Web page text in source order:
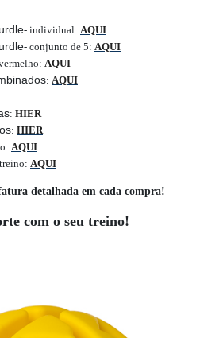
- individual: AQUI
- conjunto de 5: AQUI
: AQUI
: AQUI
: HIER
: HIER
: AQUI
: AQUI
detalhada em cada compra!
com o seu treino!